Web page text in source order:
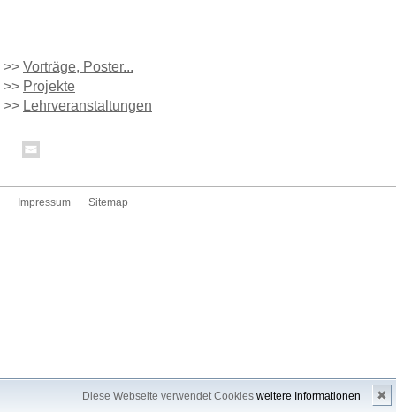
Diese Webseite verwendet Cookies weitere Informationen ✖
>> Vorträge, Poster...
>> Projekte
>> Lehrveranstaltungen
Impressum Sitemap